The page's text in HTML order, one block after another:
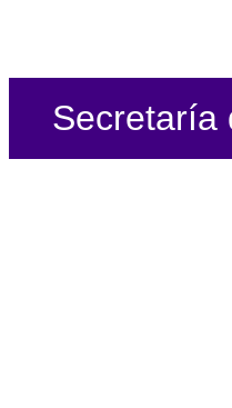
Secretaría